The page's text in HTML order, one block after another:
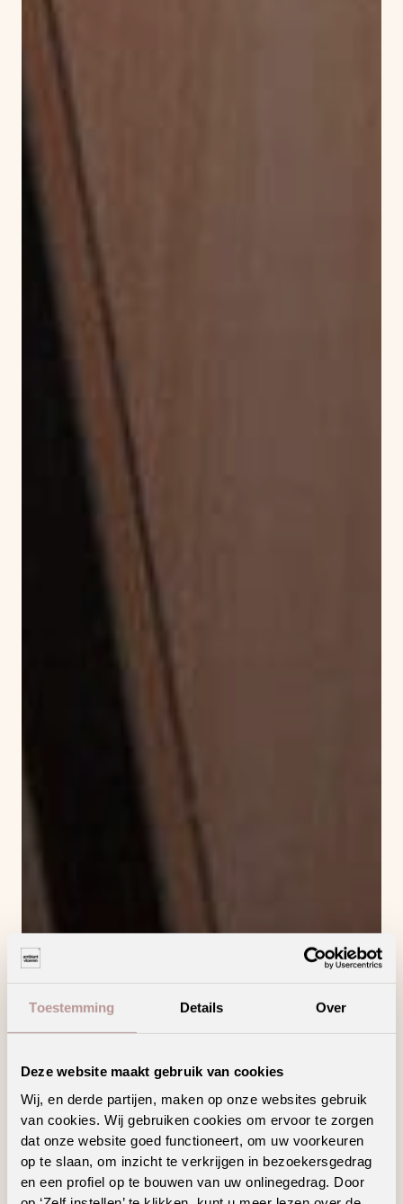
Toestemming Details Over
Deze website maakt gebruik van cookies
Wij, en derde partijen, maken op onze websites gebruik
van cookies. Wij gebruiken cookies om ervoor te zorgen
dat onze website goed functioneert, om uw voorkeuren
op te slaan, om inzicht te verkrijgen in bezoekersgedrag
en een profiel op te bouwen van uw onlinegedrag. Door